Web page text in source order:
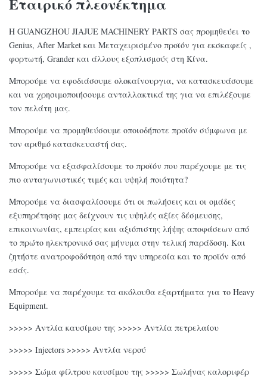
6 15048053 Κιτ δίσκου
11989795
Δακτύλιο
στεγανοποίησης
8 11989796
στεγανοποίησης
9 15096785
10 17216281
Δακτύλιο
στεγανοποίησης
11 767795 Δαχτυλίδι
976041
Σωλήνας λαδιού
O-Ring
Η GUANGZHOU JIAJUE MACHINERY PARTS σας προμηθεύει το
Genius, After Market και Μεταχειρισμένο προϊόν για εκσκαφείς ,
φορτωτή, Grander και άλλους εξοπλισμούς στη Κίνα.
Μπορούμε να εφοδιάσουμε ολοκαίνουργια, να κατασκευάσουμε
και να χρησιμοποιήσουμε ανταλλακτικά της για να επιλέξουμε
τον πελάτη μας.
Μπορούμε να προμηθεύσουμε οποιοδήποτε προϊόν σύμφωνα με
τον αριθμό κατασκευαστή σας.
Μπορούμε να εξασφαλίσουμε το προϊόν που παρέχουμε με τις
πιο ανταγωνιστικές τιμές και υψηλή ποιότητα?
Μπορούμε να διασφαλίσουμε ότι οι πωλήσεις και οι ομάδες
εξυπηρέτησης μας δείχνουν τις υψηλές αξίες δέσμευσης,
επικοινωνίας, εμπειρίας και αξιόπιστης λήψης αποφάσεων από
το πρώτο ηλεκτρονικό σας μήνυμα στην τελική παράδοση. Και
ζητήστε ανατροφοδότηση από την υπηρεσία και το προϊόν από
εσάς.
Μπορούμε να παρέχουμε τα ακόλουθα εξαρτήματα για το Heavy
Equipment.
>>>>> Αντλία καυσίμου της >>>>> Αντλία πετρελαίου
>>>>> Injectors >>>>> Αντλία νερού
>>>>> Σώμα φίλτρου καυσίμου της >>>>> Σωλήνας καλοριφέρ